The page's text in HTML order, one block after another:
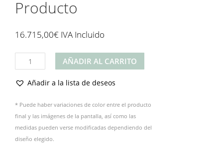
Producto
16.715,00€ IVA Incluido
Producto
cantidad
AÑADIR AL CARRITO
Añadir a la lista de deseos
* Puede haber variaciones de color entre el producto
final y las imágenes de la pantalla, así como las
medidas pueden verse modificadas dependiendo del
diseño elegido.